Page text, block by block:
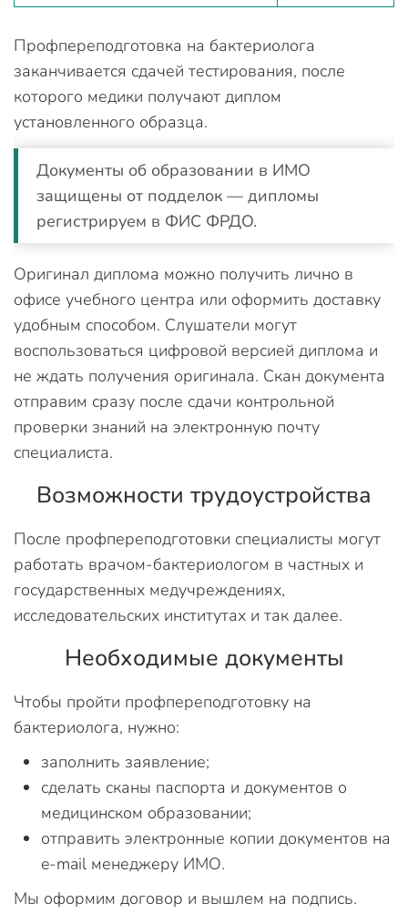
Профпереподготовка на бактериолога
заканчивается сдачей тестирования, после
которого медики получают диплом
установленного образца.
Документы об образовании в ИМО
защищены от подделок — дипломы
регистрируем в ФИС ФРДО.
Оригинал диплома можно получить лично в
офисе учебного центра или оформить доставку
удобным способом. Слушатели могут
воспользоваться цифровой версией диплома и
не ждать получения оригинала. Скан документа
отправим сразу после сдачи контрольной
проверки знаний на электронную почту
специалиста.
Возможности трудоустройства
После профпереподготовки специалисты могут
работать врачом-бактериологом в частных и
государственных медучреждениях,
исследовательских институтах и так далее.
Необходимые документы
Чтобы пройти профпереподготовку на
бактериолога, нужно:
заполнить заявление;
сделать сканы паспорта и документов о
медицинском образовании;
отправить электронные копии документов на
e-mail менеджеру ИМО.
Мы оформим договор и вышлем на подпись.